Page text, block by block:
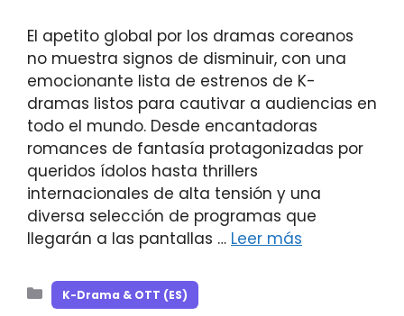
El apetito global por los dramas coreanos
no muestra signos de disminuir, con una
emocionante lista de estrenos de K-
dramas listos para cautivar a audiencias en
todo el mundo. Desde encantadoras
romances de fantasía protagonizadas por
queridos ídolos hasta thrillers
internacionales de alta tensión y una
diversa selección de programas que
llegarán a las pantallas … Leer más
Categorías
K-Drama & OTT (ES)